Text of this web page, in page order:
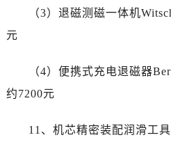
（3）退磁测磁一体机
元
（4）便携式充电退磁器
约7200元
11、机芯精密装配润滑工具